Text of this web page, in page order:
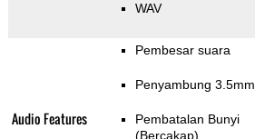
WAV
Audio Features
Pembesar suara
Penyambung 3.5mm
Pembatalan Bunyi
(Bercakap)